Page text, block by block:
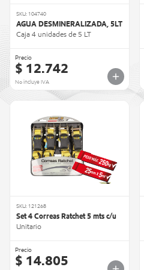
SKU: 104740
AGUA DESMINERALIZADA, 5LT
Caja 4 unidades de 5 LT
Precio
$ 12.742
No incluye IVA
SKU: 121268
Set 4 Correas Ratchet 5 mts c/u
Unitario
Precio
$ 14.805